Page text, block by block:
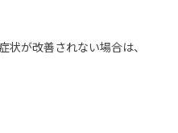
状が改善されない場合は、